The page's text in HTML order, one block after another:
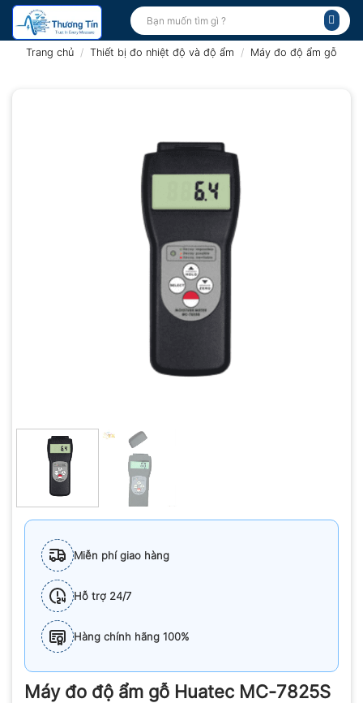
Bỏ
qua
Tìm
kiếm:
Trang chủ / Thiết bị đo nhiệt độ và độ ẩm / Máy đo độ ẩm gỗ
Miễn phí giao hàng
Hỗ trợ 24/7
Hàng chính hãng 100%
Máy đo độ ẩm gỗ Huatec MC-7825S